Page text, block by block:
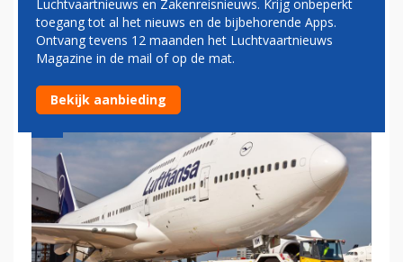
LUFTHANSA WEER MET
BOEING 747 NAAR MALLORCA
Luchtvaartnieuws en Zakenreisnieuws. Krijg onbeperkt
toegang tot al het nieuws en de bijbehorende Apps.
Ontvang tevens 12 maanden het Luchtvaartnieuws
Magazine in de mail of op de mat.
Bekijk aanbieding